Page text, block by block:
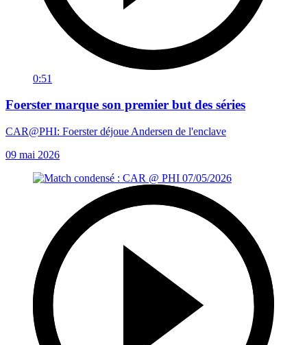
0:51
Foerster marque son premier but des séries
CAR@PHI: Foerster déjoue Andersen de l'enclave
09 mai 2026